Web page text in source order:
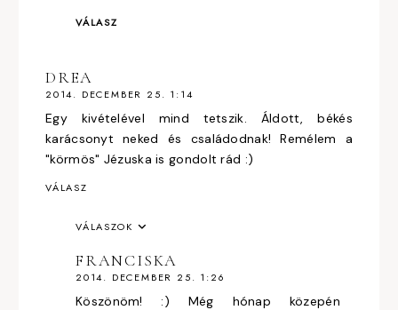
VÁLASZ
DREA
2014. DECEMBER 25. 1:14
Egy kivételével mind tetszik. Áldott, békés
karácsonyt neked és családodnak! Remélem a
"körmös" Jézuska is gondolt rád :)
VÁLASZ
VÁLASZOK
FRANCISKA
2014. DECEMBER 25. 1:26
Köszönöm! :) Még hónap közepén